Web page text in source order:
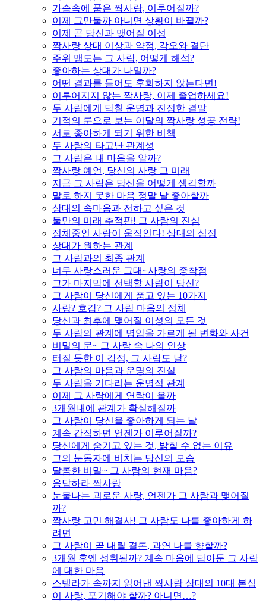
가슴속에 품은 짝사랑, 이루어질까?
이제 그만둘까 아니면 상황이 바뀔까?
이제 곧 당신과 맺어질 이성
짝사랑 상대 이상과 약점, 각오와 결단
주위 맴도는 그 사람, 어떻게 해석?
좋아하는 상대가 나일까?
어떤 결과를 들어도 후회하지 않는다면!
이루어지지 않는 짝사랑, 이제 졸업하세요!
두 사람에게 닥칠 운명과 진정한 결말
기적의 룬으로 보는 이달의 짝사랑 성공 전략!
서로 좋아하게 되기 위한 비책
두 사람의 타고난 관계성
그 사람은 내 마음을 알까?
짝사랑 예언, 당신의 사랑 그 미래
지금 그 사람은 당신을 어떻게 생각할까
말로 하지 못한 마음 정말 날 좋아할까
상대의 속마음과 전하고 싶은 것
둘만의 미래 추적판! 그 사람의 진심
정체중인 사랑이 움직인다! 상대의 심정
상대가 원하는 관계
그 사람과의 최종 관계
너무 사랑스러운 그대~사랑의 종착점
그가 마지막에 선택할 사람이 당신?
그 사람이 당신에게 품고 있는 10가지
사랑? 호감? 그 사람 마음의 정체
당신과 최후에 맺어질 이성의 모든 것
두 사람의 관계에 명암을 가르게 될 변화와 사건
비밀의 문~ 그 사람 속 나의 인상
터질 듯한 이 감정, 그 사람도 날?
그 사람의 마음과 운명의 진실
두 사람을 기다리는 운명적 관계
이제 그 사람에게 연락이 올까
3개월내에 관계가 확실해질까
그 사람이 당신을 좋아하게 되는 날
계속 간직하면 언젠가 이루어질까?
당신에게 숨기고 있는 것, 밝힐 수 없는 이유
그의 눈동자에 비치는 당신의 모습
달콤한 비밀~ 그 사람의 현재 마음?
응답하라 짝사랑
눈물나는 괴로운 사랑, 언젠가 그 사람과 맺어질
까?
짝사랑 고민 해결사! 그 사람도 나를 좋아하게 하
려면
그 사람이 곧 내릴 결론, 과연 나를 향할까?
3개월 후엔 성취될까? 계속 마음에 담아둔 그 사람
에 대한 마음
스텔라가 속까지 읽어낸 짝사랑 상대의 10대 본심
이 사랑, 포기해야 할까? 아니면…?